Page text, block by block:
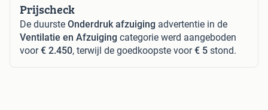
Prijscheck
De duurste Onderdruk afzuiging advertentie in de
Ventilatie en Afzuiging categorie werd aangeboden
voor€ 2.450, terwijl de goedkoopste voor€ 5 stond.